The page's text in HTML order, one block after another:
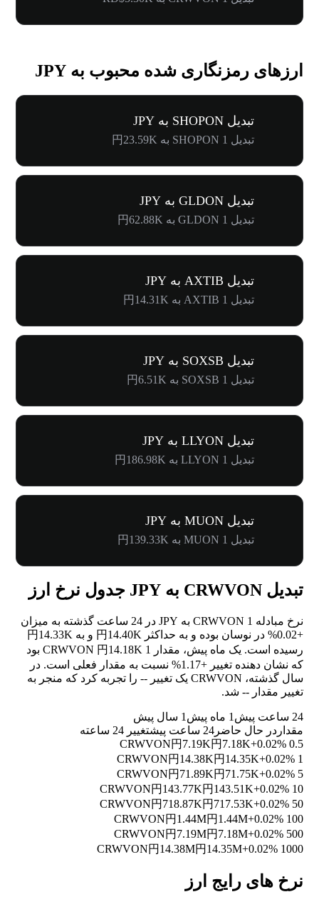
ارزهای رمزنگاری شده محبوب به JPY
تبدیل SHOPON به JPY
تبدیل 1 SHOPON به 円23.59K
تبدیل GLDON به JPY
تبدیل 1 GLDON به 円62.88K
تبدیل AXTIB به JPY
تبدیل 1 AXTIB به 円14.31K
تبدیل SOXSB به JPY
تبدیل 1 SOXSB به 円6.51K
تبدیل LLYON به JPY
تبدیل 1 LLYON به 円186.98K
تبدیل MUON به JPY
تبدیل 1 MUON به 円139.33K
تبدیل CRWVON به JPY جدول نرخ ارز
نرخ مبادله 1 CRWVON به JPY در 24 ساعت گذشته به میزان
+0.02%
در نوسان بوده و به حداکثر 円14.40K و به 円14.33K
رسیده است. یک ماه پیش، مقدار 1 CRWVON 円14.18K بود
که نشان دهنده تغییر +1.17%
نسبت به مقدار فعلی است. در
سال گذشته، CRWVON یک تغییر
-- را تجربه کرد که منجر به
تغییر مقدار -- شد.
24 ساعت پیش 1 ماه پیش
1 سال پیش
مقدار در حال حاضر 24 ساعت پیش
تغییر 24 ساعته
0.5 CRWVON
円7.19K円7.18K+0.02%
1 CRWVON
円14.38K円14.35K+0.02%
5 CRWVON
円71.89K円71.75K+0.02%
10 CRWVON
円143.77K円143.51K+0.02%
50 CRWVON
円718.87K円717.53K+0.02%
100 CRWVON
円1.44M円1.44M+0.02%
500 CRWVON
円7.19M円7.18M+0.02%
1000 CRWVON
円14.38M円14.35M+0.02%
نرخ های رایج ارز